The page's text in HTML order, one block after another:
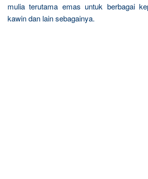
mulia terutama emas untuk berbagai
kawin dan lain sebagainya.